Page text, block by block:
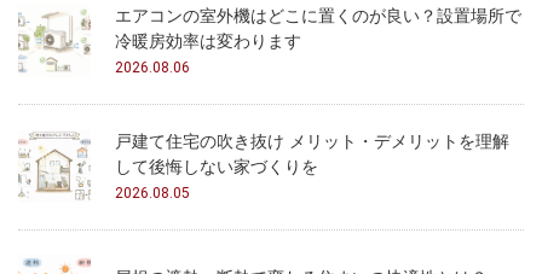
エアコンの室外機はどこに置くのが良い？設置場所で
冷暖房効率は変わります
2026.08.06
戸建て住宅の吹き抜け メリット・デメリットを理解
して後悔しない家づくりを
2026.08.05